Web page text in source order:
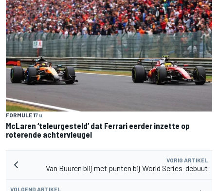
FORMULE 17 u
McLaren ‘teleurgesteld’ dat Ferrari eerder inzette op
roterende achtervleugel
VORIG ARTIKEL
Van Buuren blij met punten bij World Series-debuut
VOLGEND ARTIKEL